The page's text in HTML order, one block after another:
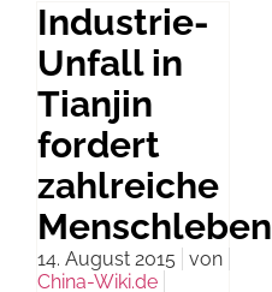
Industrie-
Unfall in
Tianjin
fordert
zahlreiche
Menschleben
14. August 2015
von
China-Wiki.de